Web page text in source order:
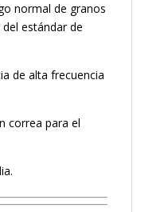
normal de granos
estándar de
de alta frecuencia
correa para el